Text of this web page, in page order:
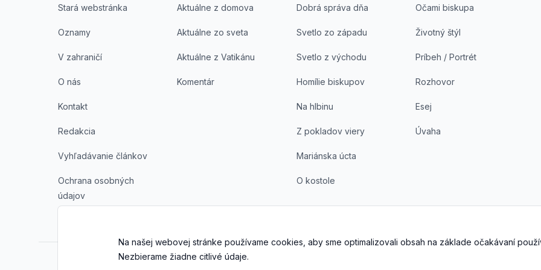
Stará webstránka
Oznamy
V zahraničí
O nás
Kontakt
Redakcia
Vyhľadávanie článkov
Ochrana osobných
údajov
Aktuálne z domova
Aktuálne zo sveta
Aktuálne z Vatikánu
Komentár
Dobrá správa dňa
Svetlo zo západu
Svetlo z východu
Homílie biskupov
Na hlbinu
Z pokladov viery
Mariánska úcta
O kostole
Očami biskupa
Životný štýl
Príbeh / Portrét
Rozhovor
Esej
Úvaha
Na našej webovej stránke používame cookies, aby sme optimalizovali obsah na základe očakávaní
Nezbierame žiadne citlivé údaje.